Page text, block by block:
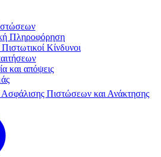
Πληροφόρηση
Πιστωτικοί Κίνδυνοι
και απόψεις
Πιστώσεων και Ανάκτησης